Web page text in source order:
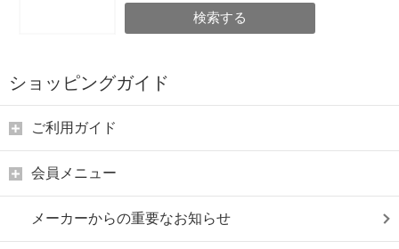
検索する
ショッピングガイド
ご利用ガイド
会員メニュー
メーカーからの重要なお知らせ